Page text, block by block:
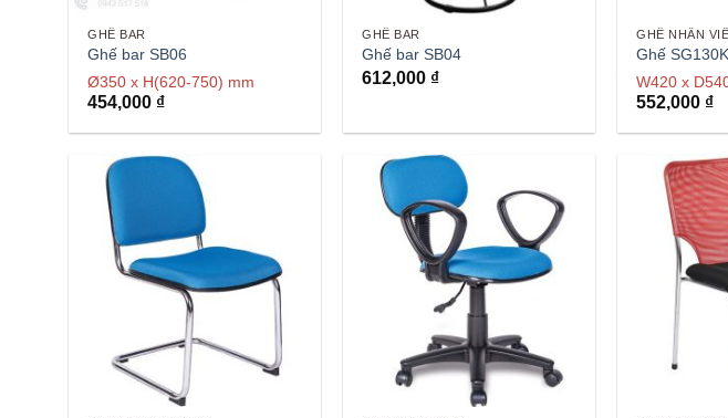
GHẾ BAR
Ghế bar SB06
Ø350 x H(620-750) mm
454,000 ₫
GHẾ BAR
Ghế bar SB04
612,000 ₫
GHẾ NHÂN
Ghế SG130K
W420 x
552,000 ₫